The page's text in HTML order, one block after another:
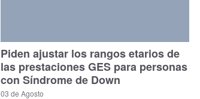
Piden ajustar los rangos etarios de
las prestaciones GES para personas
con Síndrome de Down
03 de Agosto